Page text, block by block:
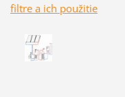
filtre a ich použitie